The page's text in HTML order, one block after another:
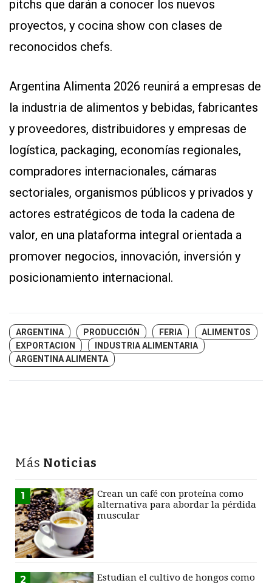
pitchs que darán a conocer los nuevos
proyectos, y cocina show con clases de
reconocidos chefs.
Argentina Alimenta 2026 reunirá a empresas de
la industria de alimentos y bebidas, fabricantes
y proveedores, distribuidores y empresas de
logística, packaging, economías regionales,
compradores internacionales, cámaras
sectoriales, organismos públicos y privados y
actores estratégicos de toda la cadena de
valor, en una plataforma integral orientada a
promover negocios, innovación, inversión y
posicionamiento internacional.
ARGENTINA PRODUCCIÓN FERIA
ALIMENTOS
EXPORTACION
INDUSTRIA ALIMENTARIA
ARGENTINA ALIMENTA
Más Noticias
1
Crean un café con proteína como
alternativa para abordar la pérdida
muscular
2
Estudian el cultivo de hongos como